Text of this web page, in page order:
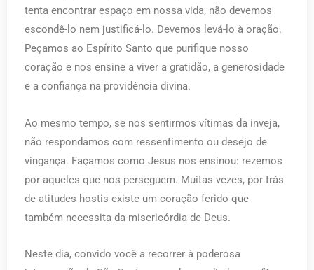
tenta encontrar espaço em nossa vida, não devemos
escondê-lo nem justificá-lo. Devemos levá-lo à oração.
Peçamos ao Espírito Santo que purifique nosso
coração e nos ensine a viver a gratidão, a generosidade
e a confiança na providência divina.
Ao mesmo tempo, se nos sentirmos vítimas da inveja,
não respondamos com ressentimento ou desejo de
vingança. Façamos como Jesus nos ensinou: rezemos
por aqueles que nos perseguem. Muitas vezes, por trás
de atitudes hostis existe um coração ferido que
também necessita da misericórdia de Deus.
Neste dia, convido você a recorrer à poderosa